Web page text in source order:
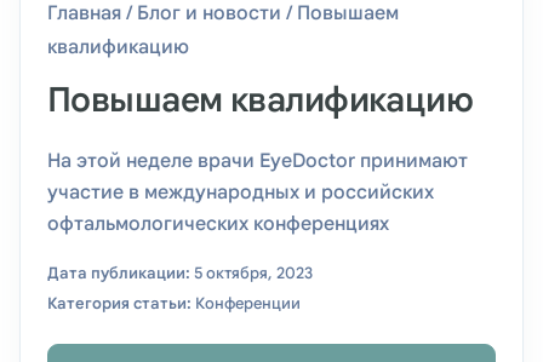
Главная / Блог и новости / Повышаем
квалификацию
Повышаем квалификацию
На этой неделе врачи EyeDoctor принимают
участие в международных и российских
офтальмологических конференциях
Дата публикации: 5 октября, 2023
Категория статьи: Конференции